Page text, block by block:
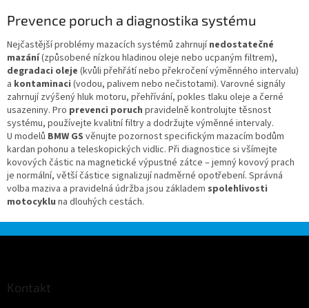
Prevence poruch a diagnostika systému
Nejčastější problémy mazacích systémů zahrnujínedostatečné
mazání(způsobené nízkou hladinou oleje nebo ucpaným filtrem),
degradaci oleje (kvůli přehřátí nebo překročení výměnného intervalu)
a kontaminaci (vodou, palivem nebo nečistotami). Varovné signály
zahrnují zvýšený hluk motoru, přehřívání, pokles tlaku oleje a černé
usazeniny. Pro prevenci poruch pravidelně kontrolujte těsnost
systému, používejte kvalitní filtry a dodržujte výměnné intervaly.
U modelů BMW GS věnujte pozornost specifickým mazacím bodům
kardan pohonu a teleskopických vidlic. Při diagnostice si všímejte
kovových částic na magnetické výpustné zátce – jemný kovový prach
je normální, větší částice signalizují nadměrné opotřebení. Správná
volba maziva a pravidelná údržba jsou základem spolehlivosti
motocyklu na dlouhých cestách.
Kontakt